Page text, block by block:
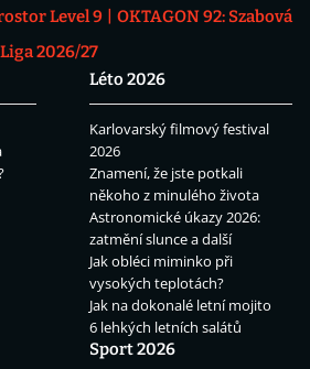
Level 9
OKTAGON 92: Szabová
2026/27
Léto 2026
Karlovarský filmový festival
2026
Znamení, že jste potkali
někoho z minulého života
Astronomické úkazy 2026:
zatmění slunce a další
Jak obléci miminko při
vysokých teplotách?
Jak na dokonalé letní mojito
6 lehkých letních salátů
Sport 2026